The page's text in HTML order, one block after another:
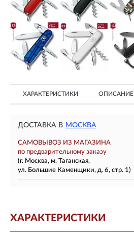
ХАРАКТЕРИСТИКИ ОПИСАНИЕ
ДОСТАВКА В МОСКВА
САМОВЫВОЗ ИЗ МАГАЗИНА
по предварительному заказу
(г. Москва, м. Таганская,
ул. Большие Каменщики, д. 6, стр. 1)
ХАРАКТЕРИСТИКИ